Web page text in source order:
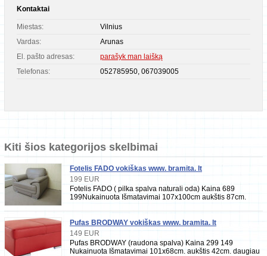
Kontaktai
Miestas:
Vilnius
Vardas:
Arunas
El. pašto adresas:
parašyk man laišką
Telefonas:
052785950, 067039005
Kiti šios kategorijos skelbimai
Fotelis FADO vokiškas www. bramita. lt
199 EUR
Fotelis FADO ( pilka spalva naturali oda) Kaina 689
199Nukainuota Išmatavimai 107x100cm aukštis 87cm.
Pufas BRODWAY vokiškas www. bramita. lt
149 EUR
Pufas BRODWAY (raudona spalva) Kaina 299 149
Nukainuota Išmatavimai 101x68cm. aukštis 42cm. daugiau